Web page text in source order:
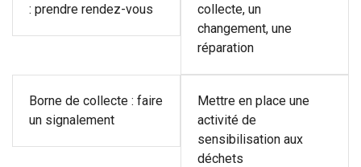
: prendre rendez-vous
collecte, un
changement, une
réparation
Borne de collecte : faire
un signalement
Mettre en place une
activité de
sensibilisation aux
déchets